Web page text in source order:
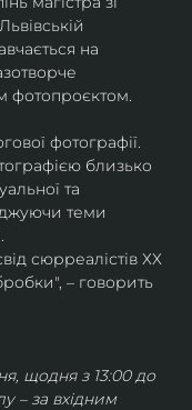
на
фотопроєктом.
фотографії.
близько
та
теми
сюрреалістів ХХ
– говорить
щодня з 13:00 до
– за вхідним